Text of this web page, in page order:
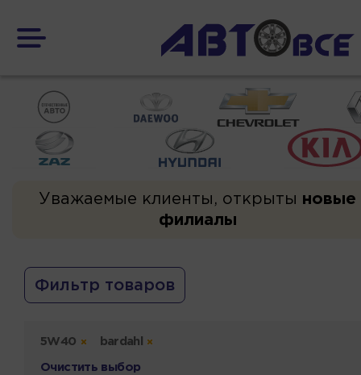
Уважаемые клиенты, открыты новые
филиалы
Фильтр товаров
5W40 bardahl
Очистить выбор